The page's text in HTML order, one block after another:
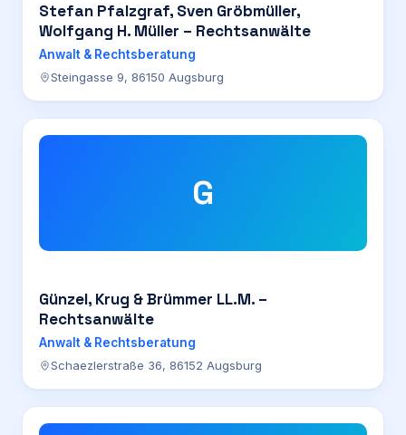
Stefan Pfalzgraf, Sven Gröbmüller,
Wolfgang H. Müller – Rechtsanwälte
Anwalt & Rechtsberatung
Steingasse 9, 86150 Augsburg
G
Günzel, Krug & Brümmer LL.M. –
Rechtsanwälte
Anwalt & Rechtsberatung
Schaezlerstraße 36, 86152 Augsburg